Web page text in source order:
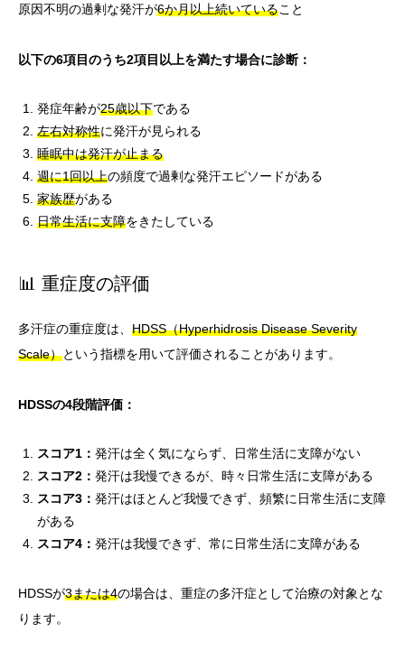
原因不明の過剰な発汗が6か月以上続いていること
以下の6項目のうち2項目以上を満たす場合に診断：
発症年齢が25歳以下である
左右対称性に発汗が見られる
睡眠中は発汗が止まる
週に1回以上の頻度で過剰な発汗エピソードがある
家族歴がある
日常生活に支障をきたしている
📊 重症度の評価
多汗症の重症度は、 HDSS（Hyperhidrosis Disease Severity
Scale）という指標を用いて評価されることがあります。
HDSSの4段階評価：
スコア1： 発汗は全く気にならず、日常生活に支障がない
スコア2： 発汗は我慢できるが、時々日常生活に支障がある
スコア3： 発汗はほとんど我慢できず、頻繁に日常生活に支障
がある
スコア4： 発汗は我慢できず、常に日常生活に支障がある
HDSSが3または4の場合は、重症の多汗症として治療の対象とな
ります。